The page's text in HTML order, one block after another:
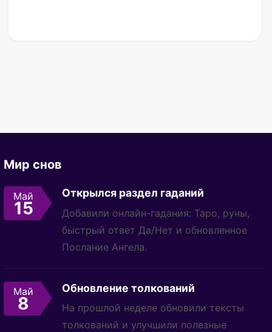
Мир снов
Май
15
Открылся раздел гаданий
Добавили онлайн-гадания: Таро, руны,
быстрый ответ Да/Нет и обновленное
Послание Ангела.
Май
8
Обновление толкований
На прошлой неделе обновили тексты
толкований и улучшили полезные